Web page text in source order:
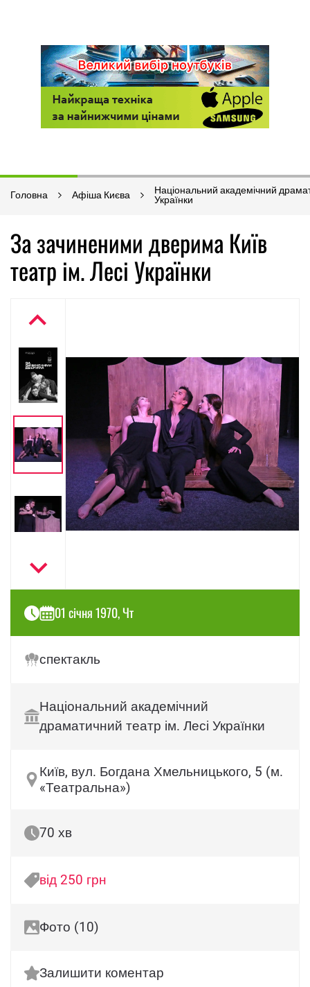
Головна Афіша Києва
Національний академічний
Українки
За зачиненими дверима Київ
театр ім. Лесі Українки
01 січня 1970, Чт
спектакль
Національний академічний
драматичний театр ім. Лесі Українки
Київ, вул. Богдана Хмельницького, 5 (м.
«Театральна»)
70 хв
від 250 грн
Фото (10)
Залишити коментар